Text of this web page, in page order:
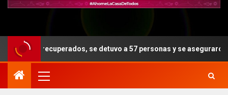
se detuvo a 57 personas y se aseguraron armas,